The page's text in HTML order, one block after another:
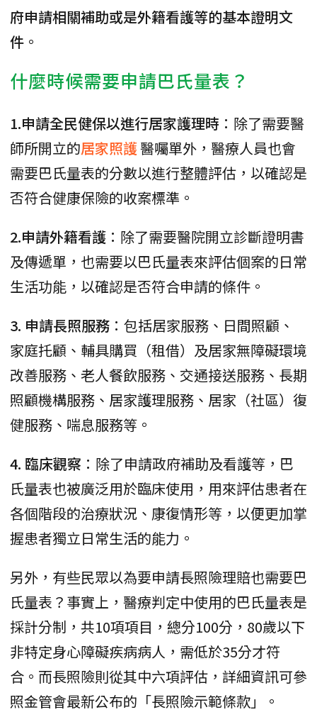
府申請相關補助或是外籍看護等的基本證明文
件 。
什麼時候需要申請巴氏量表？
1.申請全民健保以進行居家護理時 ：除了需要醫
師所開立的居家照護醫囑單外，醫療人員也會
需要巴氏量表的分數以進行整體評估，以確認是
否符合健康保險的收案標準。
2.申請外籍看護 ：除了需要醫院開立診斷證明書
及傳遞單，也需要以巴氏量表來評估個案的日常
生活功能，以確認是否符合申請的條件。
3. 申請長照服務 ：包括居家服務、日間照顧、
家庭托顧、輔具購買（租借）及居家無障礙環境
改善服務、老人餐飲服務、交通接送服務、長期
照顧機構服務、居家護理服務、居家（社區）復
健服務、喘息服務等。
4. 臨床觀察 ：除了申請政府補助及看護等，巴
氏量表也被廣泛用於臨床使用，用來評估患者在
各個階段的治療狀況、康復情形等，以便更加掌
握患者獨立日常生活的能力。
另外，有些民眾以為要申請長照險理賠也需要巴
氏量表？事實上，醫療判定中使用的巴氏量表是
採計分制，共10項項目，總分100分，80歲以下
非特定身心障礙疾病病人，需低於35分才符
合。而長照險則從其中六項評估，詳細資訊可參
照金管會最新公布的「長照險示範條款」。